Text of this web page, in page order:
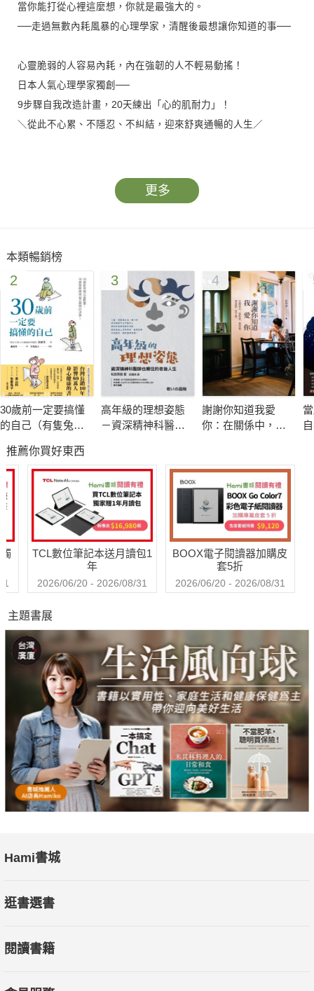
當你能打從心裡這麼想，你就是最強大的。
──走過無數內耗風暴的心理學家，清醒後最想讓你知道的事──
心靈脆弱的人容易內耗，內在強韌的人不輕易動搖！
日本人氣心理學家獨創──
9步驟自我改造計畫，20天練出「心的肌耐力」！
＼從此不心累、不隱忍、不糾結，迎來舒爽通暢的人生／
「有時會懷疑自己是不是高敏感人。」
「每當自己一個人時，疲憊感就會排山倒海般湧現。」
你是否也是過著這樣每天小心翼翼、焦慮不安的生活？
厭煩於自己的鑽牛角尖，卻又無法控制地在意他人每個評價，
每天總是內耗心累，但什麼事都改變不了……
其實，這些跡象都是你正在受「認同需求」擺布的證據！
你過的不是「自己的人生」，而是「迎合他人眼光的人生」。
如果以上的敘述你全部符合，或是部分同意
請給本書一次機會幫助你吧！
中，生活總是在察言觀色、迎合他人而內耗心累。為了徹底解決
這個困擾，他結合個人親身經歷與數萬人的專業諮商經驗，獨創
出一套「九步驟自我改造計畫」，教你有系統地鍛鍊「心的肌耐
力」，培養出一顆不在意別人看法的鋼鐵之心。擺脫難以控制的
負面自我，迎向一個從未體驗過的嶄新世界！
你想活在幻影的認同泡泡中，還是充滿自由的喜悅人生？
要選哪一種，就看你敢不敢拋棄整個世界的眼光。
這一生，你最應該看清的三件事──
◎第一件事：人生在世想獲得別人的認同，是件愚蠢的事。
→無論對象是父母、戀人、老闆或朋友都一樣。
◎第二件事：拿他人和自己比較，是件愚蠢的事。
→財富、房產、名聲、權力……你永遠比不完。
◎第三件事：在生活中時時刻刻顧慮「周遭的眼光」，是件愚蠢
的事。
Step 1每天挑10個你不想被討厭的人，專注想著他們的臉。
Step 3大聲喊出：「就算你討厭我也無所謂！」
訓練。
更多
本類暢銷榜
2
30歲前一定要搞懂
的自己（有隻兔子
3
高年級的理想姿態
－資深精神科醫師
4
謝謝你知道我愛
你：在關係中，面
推薦你買好東西
TCL數位筆記本送月讀包1
年
2026/06/20 - 2026/08/31
BOOX電子閱讀器加購皮
套5折
2026/06/20 - 2026/08/31
主題書展
Hami書城
逛書選書
閱讀書籍